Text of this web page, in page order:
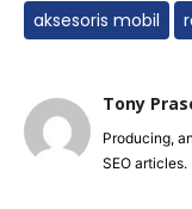
aksesoris mobil
Tony
Producing,
SEO articles.